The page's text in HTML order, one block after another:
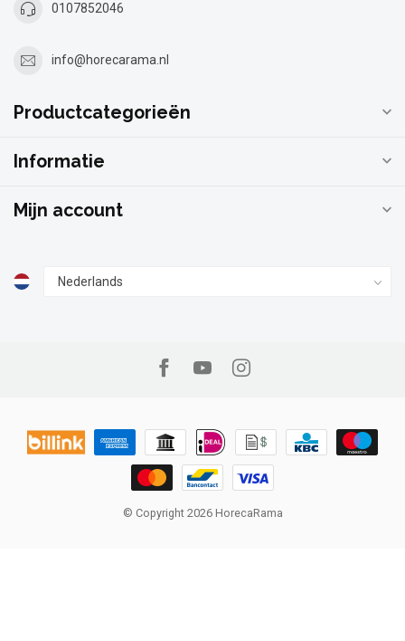
0107852046
info@horecarama.nl
Productcategorieën
Informatie
Mijn account
© Copyright 2026 HorecaRama